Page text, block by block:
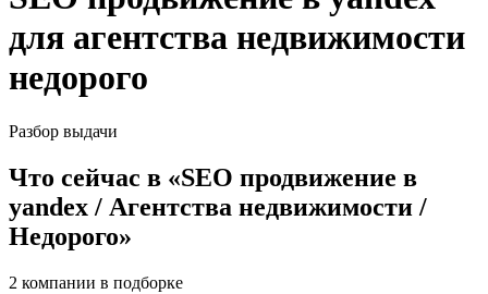
для агентства недвижимости
недорого
Разбор выдачи
Что сейчас в «SEO продвижение в
yandex / Агентства недвижимости /
Недорого»
2 компании в подборке